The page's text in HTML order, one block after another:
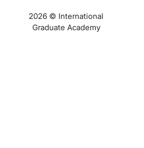
2026 © International
Graduate Academy